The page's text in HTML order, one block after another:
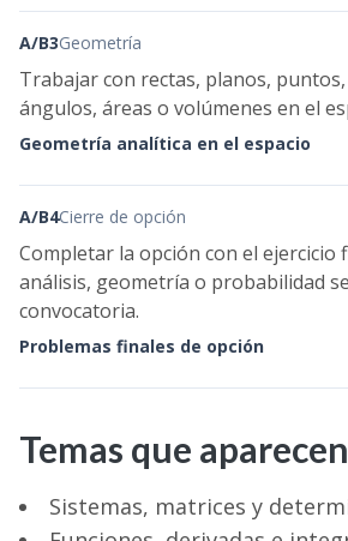
A/B3Geometría
Trabajar con rectas, planos,
ángulos, áreas o volúmenes en el
Geometría analítica en el espacio
A/B4Cierre de opción
Completar la opción con el ejercicio
análisis, geometría o probabilidad
convocatoria.
Problemas finales de opción
Temas que aparecen
Sistemas, matrices y